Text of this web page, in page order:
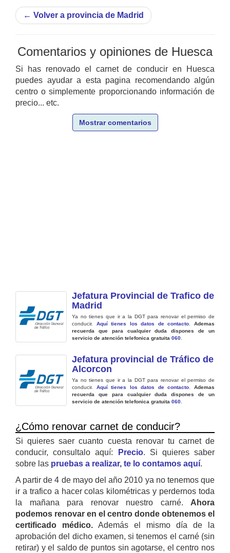
← Volver a provincia de Madrid
Comentarios y opiniones de Huesca
Si has renovado el carnet de conducir en Huesca
puedes ayudar a esta pagina recomendando algún
centro o simplemente proporcionando información de
precio... etc.
Mostrar comentarios
Jefatura Provincial de Trafico de
Madrid
Ya no tienes que ir a la DGT para renovar el permiso de
conducir. Aquí tienes los datos de contacto .Ademas
recuerda que para cualquier duda dispones de un
servicio de atención telefonica gratuita 060
Jefatura provincial de Tráfico de
Alcorcon
Ya no tienes que ir a la DGT para renovar el permiso de
conducir. Aquí tienes los datos de contacto .Ademas
recuerda que para cualquier duda dispones de un
servicio de atención telefonica gratuita 060
¿Cómo renovar carnet de conducir?
Si quieres saer cuanto cuesta renovar tu carnet de
conducir, consultalo aquí:
Precio. Si quieres saber
sobre las pruebas a realizar, te lo contamos aquí.
A partir de 4 de mayo del año 2010 ya no tenemos que
ir a trafico a hacer colas kilométricas y perdernos toda
la mañana para renovar nuestro carné. Ahora
podemos renovar en el centro donde obtenemos el
certificado médico. Además el mismo día de la
aprobación del dicho examen, si tenemos el carné (sin
retirar) y el saldo de puntos sin agotarse, el centro nos